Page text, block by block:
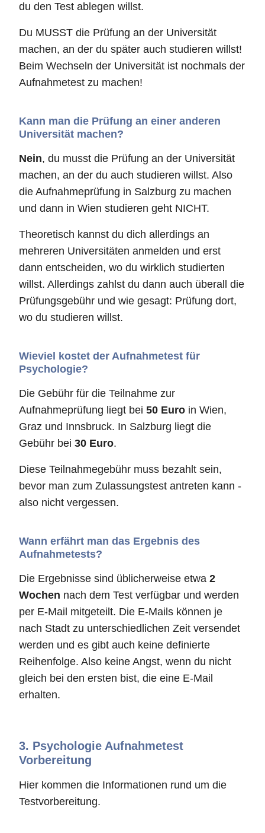
du den Test ablegen willst.
Du MUSST die Prüfung an der Universität
machen, an der du später auch studieren willst!
Beim Wechseln der Universität ist nochmals der
Aufnahmetest zu machen!
Kann man die Prüfung an einer anderen
Universität machen?
Nein, du musst die Prüfung an der Universität
machen, an der du auch studieren willst. Also
die Aufnahmeprüfung in Salzburg zu machen
und dann in Wien studieren geht NICHT.
Theoretisch kannst du dich allerdings an
mehreren Universitäten anmelden und erst
dann entscheiden, wo du wirklich studierten
willst. Allerdings zahlst du dann auch überall die
Prüfungsgebühr und wie gesagt: Prüfung dort,
wo du studieren willst.
Wieviel kostet der Aufnahmetest für
Psychologie?
Die Gebühr für die Teilnahme zur
Aufnahmeprüfung liegt bei 50 Euro in Wien,
Graz und Innsbruck. In Salzburg liegt die
Gebühr bei 30 Euro.
Diese Teilnahmegebühr muss bezahlt sein,
bevor man zum Zulassungstest antreten kann -
also nicht vergessen.
Wann erfährt man das Ergebnis des
Aufnahmetests?
Die Ergebnisse sind üblicherweise etwa 2
Wochen nach dem Test verfügbar und werden
per E-Mail mitgeteilt. Die E-Mails können je
nach Stadt zu unterschiedlichen Zeit versendet
werden und es gibt auch keine definierte
Reihenfolge. Also keine Angst, wenn du nicht
gleich bei den ersten bist, die eine E-Mail
erhalten.
3. Psychologie Aufnahmetest
Vorbereitung
Hier kommen die Informationen rund um die
Testvorbereitung.